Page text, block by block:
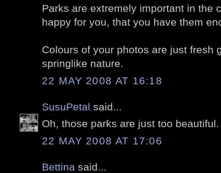
Parks are extremely important in the
happy for you, that you have them
Colours of your photos are just fresh
springlike nature.
22 MAY 2008 AT 16:18
SusuPetal said...
Oh, those parks are just too
22 MAY 2008 AT 17:06
Bettina said...